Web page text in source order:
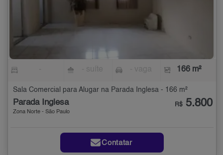
166 m²
Sala Comercial para Alugar na Parada Inglesa - 166 m²
Parada Inglesa
Zona Norte - São Paulo
R$ 5.800
Contatar